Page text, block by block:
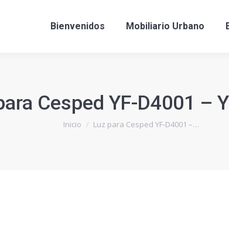
Bienvenidos Mobiliario Urbano
Cesped YF-D4001 –
Estás aquí:
Inicio Luz para Cesped YF-D4001 –…